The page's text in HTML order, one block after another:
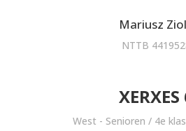
Mariusz
NTTB
XERXES
West - Senioren / 4e